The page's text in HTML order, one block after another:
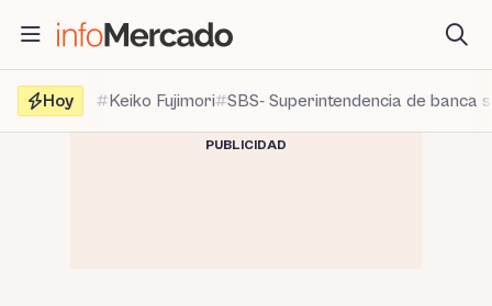
contenido
Hoy
Keiko Fujimori SBS- Superintendencia de banca
PUBLICIDAD